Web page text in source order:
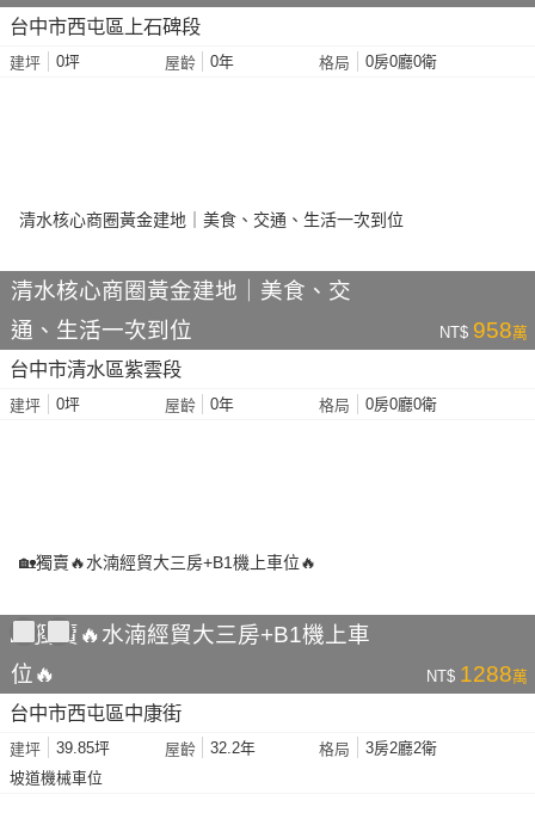
台中市西屯區上石碑段
建坪 0坪 屋齡 0年 格局 0房0廳0衛
清水核心商圈黃金建地｜美食、交
通、生活一次到位
NT$ 958萬
台中市清水區紫雲段
建坪 0坪 屋齡 0年 格局 0房0廳0衛
🏡獨賣🔥水湳經貿大三房+B1機上車
位🔥
NT$ 1288萬
台中市西屯區中康街
建坪 39.85坪 屋齡 32.2年 格局
3房2廳2衛
坡道機械車位